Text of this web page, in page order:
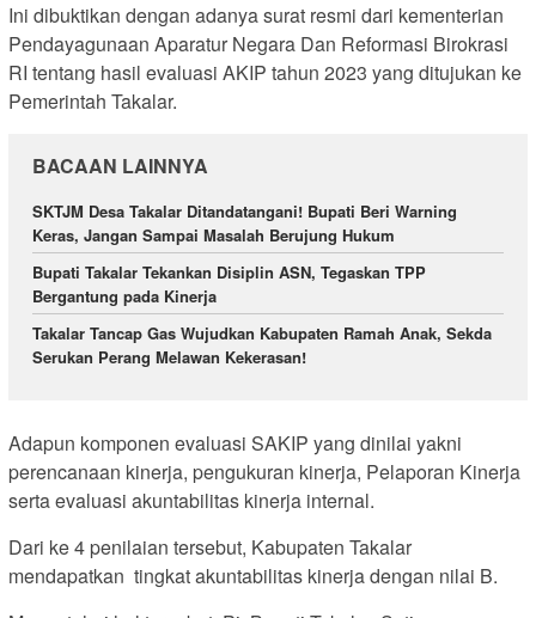
Ini dibuktikan dengan adanya surat resmi dari kementerian
Pendayagunaan Aparatur Negara Dan Reformasi Birokrasi
RI tentang hasil evaluasi AKIP tahun 2023 yang ditujukan ke
Pemerintah Takalar.
BACAAN LAINNYA
SKTJM Desa Takalar Ditandatangani! Bupati Beri Warning
Keras, Jangan Sampai Masalah Berujung Hukum
Bupati Takalar Tekankan Disiplin ASN, Tegaskan TPP
Bergantung pada Kinerja
Takalar Tancap Gas Wujudkan Kabupaten Ramah Anak, Sekda
Serukan Perang Melawan Kekerasan!
Adapun komponen evaluasi SAKIP yang dinilai yakni
perencanaan kinerja, pengukuran kinerja, Pelaporan Kinerja
serta evaluasi akuntabilitas kinerja internal.
Dari ke 4 penilaian tersebut, Kabupaten Takalar
mendapatkan tingkat akuntabilitas kinerja dengan nilai B.